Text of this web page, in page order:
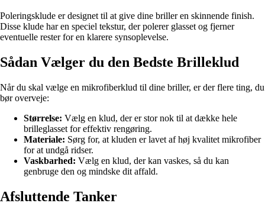
Poleringsklude er designet til at give dine briller en skinnende finish.
Disse klude har en speciel tekstur, der polerer glasset og fjerner
eventuelle rester for en klarere synsoplevelse.
Sådan Vælger du den Bedste Brilleklud
Når du skal vælge en mikrofiberklud til dine briller, er der flere ting, du
bør overveje:
Størrelse: Vælg en klud, der er stor nok til at dække hele
brilleglasset for effektiv rengøring.
Materiale: Sørg for, at kluden er lavet af høj kvalitet mikrofiber
for at undgå ridser.
Vaskbarhed: Vælg en klud, der kan vaskes, så du kan
genbruge den og mindske dit affald.
Afsluttende Tanker